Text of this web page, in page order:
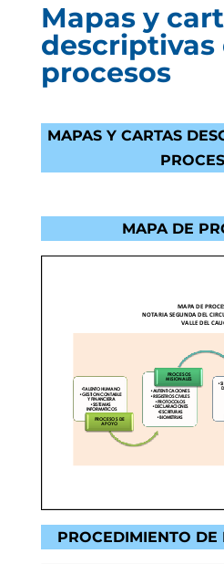
Mapas y
descriptivas
procesos
MAPAS Y CARTAS
MAPA DE
PROCEDIMIENTO DE